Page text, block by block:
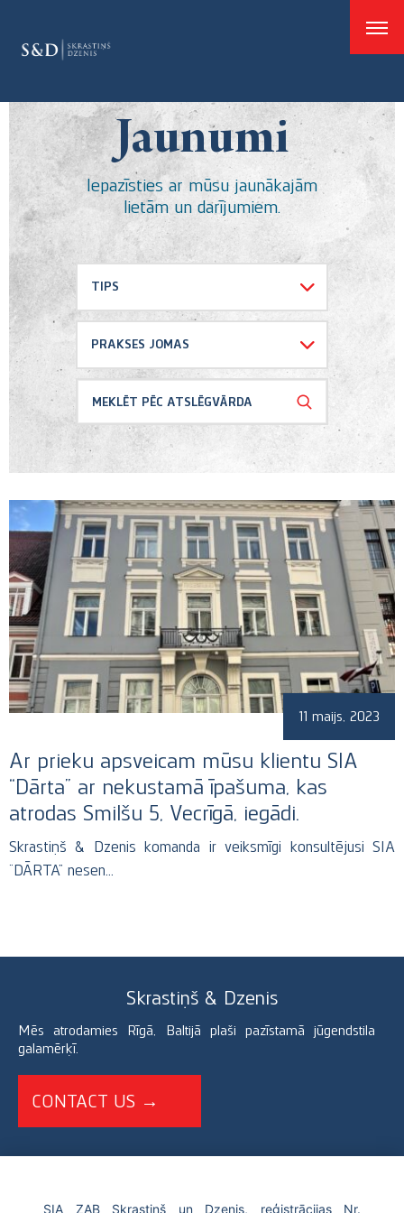
SIA ZAB Skrastiņš un Dzenis, reģistrācijas Nr.
Jaunumi
Iepazīsties ar mūsu jaunākajām
lietām un darījumiem.
TIPS
Izvēlēties visu
Atsauksmes
Jaunumi
Lietas un darījumi
Uncategorized
PRAKSES JOMAS
Banku un finanšu tiesības
Komerctiesības, uzņēmumu
iegāde un apvienošana
Strīdu risināšana
11 maijs, 2023
Ar prieku apsveicam mūsu klientu SIA
“Dārta” ar nekustamā īpašuma, kas
atrodas Smilšu 5, Vecrīgā, iegādi.
Skrastiņš & Dzenis komanda ir veiksmīgi konsultējusi SIA
“DĀRTA” nesen…
Skrastiņš & Dzenis
Mēs atrodamies Rīgā, Baltijā plaši pazīstamā jūgendstila
galamērķī.
CONTACT US →